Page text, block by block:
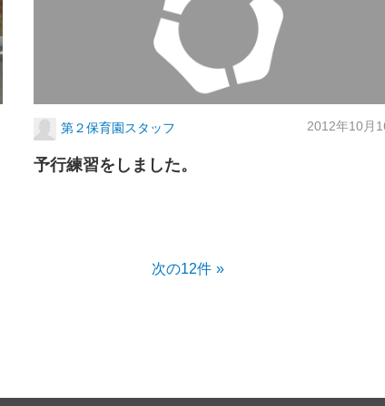
第２保育園スタッフ 2012年10月
予行練習をしました。
次の12件